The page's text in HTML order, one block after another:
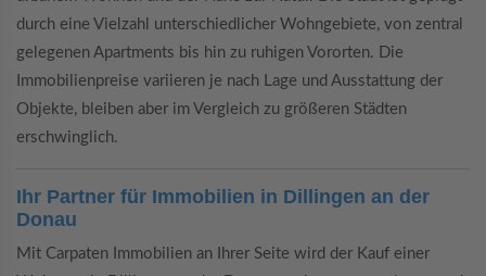
durch eine Vielzahl unterschiedlicher Wohngebiete, von zentral
gelegenen Apartments bis hin zu ruhigen Vororten. Die
Immobilienpreise variieren je nach Lage und Ausstattung der
Objekte, bleiben aber im Vergleich zu größeren Städten
erschwinglich.
Ihr Partner für Immobilien in Dillingen an der
Donau
Mit Carpaten Immobilien an Ihrer Seite wird der Kauf einer